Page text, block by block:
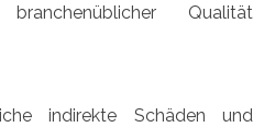
Qualität
indirekte Schäden und